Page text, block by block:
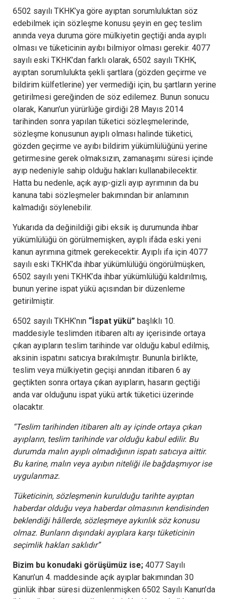
6502 sayılı TKHK’ya göre ayıptan sorumluluktan söz
edebilmek için sözleşme konusu şeyin en geç teslim
anında veya duruma göre mülkiyetin geçtiği anda ayıplı
olması ve tüketicinin ayıbı bilmiyor olması gerekir. 4077
sayılı eski TKHK’dan farklı olarak, 6502 sayılı TKHK,
ayıptan sorumlulukta şekli şartlara (gözden geçirme ve
bildirim külfetlerine) yer vermediği için, bu şartların yerine
getirilmesi gereğinden de söz edilemez. Bunun sonucu
olarak, Kanun’un yürürlüğe girdiği 28 Mayıs 2014
tarihinden sonra yapılan tüketici sözleşmelerinde,
sözleşme konusunun ayıplı olması halinde tüketici,
gözden geçirme ve ayıbı bildirim yükümlülüğünü yerine
getirmesine gerek olmaksızın, zamanaşımı süresi içinde
ayıp nedeniyle sahip olduğu hakları kullanabilecektir.
Hatta bu nedenle, açık ayıp-gizli ayıp ayrımının da bu
kanuna tabi sözleşmeler bakımından bir anlamının
kalmadığı söylenebilir.
Yukarıda da değinildiği gibi eksik iş durumunda ihbar
yükümlülüğü ön görülmemişken, ayıplı ifâda eski yeni
kanun ayrımına gitmek gerekecektir. Ayıplı ifa için 4077
sayılı eski TKHK’da ihbar yükümlülüğü öngörülmüşken,
6502 sayılı yeni TKHK’da ihbar yükümlülüğü kaldırılmış,
bunun yerine ispat yükü açısından bir düzenleme
getirilmiştir.
6502 sayılı TKHK’nın “İspat yükü” başlıklı 10.
maddesiyle teslimden itibaren altı ay içerisinde ortaya
çıkan ayıpların teslim tarihinde var olduğu kabul edilmiş,
aksinin ispatını satıcıya bırakılmıştır. Bununla birlikte,
teslim veya mülkiyetin geçişi anından itibaren 6 ay
geçtikten sonra ortaya çıkan ayıpların, hasarın geçtiği
anda var olduğunu ispat yükü artık tüketici üzerinde
olacaktır.
“Teslim tarihinden itibaren altı ay içinde ortaya çıkan
ayıpların, teslim tarihinde var olduğu kabul edilir. Bu
durumda malın ayıplı olmadığının ispatı satıcıya aittir.
Bu karine, malın veya ayıbın niteliği ile bağdaşmıyor ise
uygulanmaz.
Tüketicinin, sözleşmenin kurulduğu tarihte ayıptan
haberdar olduğu veya haberdar olmasının kendisinden
beklendiği hâllerde, sözleşmeye aykırılık söz konusu
olmaz. Bunların dışındaki ayıplara karşı tüketicinin
seçimlik hakları saklıdır”
Bizim bu konudaki görüşümüz ise; 4077 Sayılı
Kanun’un 4. maddesinde açık ayıplar bakımından 30
günlük ihbar süresi düzenlenmişken 6502 Sayılı Kanun’da